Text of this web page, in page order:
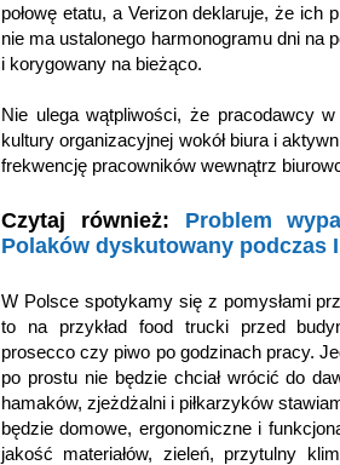
połowę etatu, a Verizon deklaruje, że ich
nie ma ustalonego harmonogramu dni na
i korygowany na bieżąco.
Nie ulega wątpliwości, że pracodawcy
kultury organizacyjnej wokół biura i
frekwencję pracowników wewnątrz
Czytaj również: Problem
Polaków dyskutowany podczas
W Polsce spotykamy się z pomysłami
to na przykład food trucki przed
prosecco czy piwo po godzinach pracy.
po prostu nie będzie chciał wrócić do
hamaków, zjeżdżalni i piłkarzyków
będzie domowe, ergonomiczne i
jakość materiałów, zieleń, przytulny